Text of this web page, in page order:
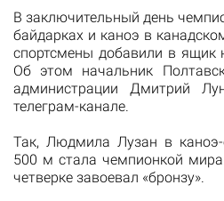
В заключительный день
байдарках и каноэ в
спортсмены добавили в ящик
Об этом начальник
администрации Дмитрий
телеграм-канале.
Так, Людмила Лузан в каноэ-
500 м стала чемпионкой
четверке завоевал «бронзу».